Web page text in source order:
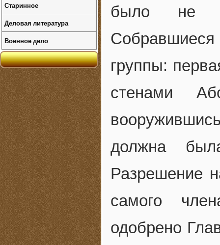
было не
группы:
стенами
должна
Разрешение
самого
одобрено
Старинное
Деловая литература
Военное дело